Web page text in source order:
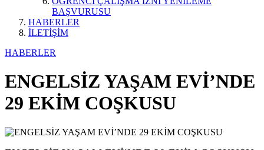
BAŞVURUSU
HABERLER
İLETİŞİM
HABERLER
ENGELSİZ YAŞAM EVİ’NDE
29 EKİM COŞKUSU